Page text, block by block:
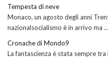
Tempesta di neve
Monaco, un agosto degli anni
nazionalsocialismo è in arrivo ma …
Cronache di Mondo9
La fantascienza è stata sempre